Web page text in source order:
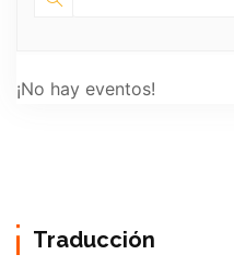
¡No hay eventos!
Traducción